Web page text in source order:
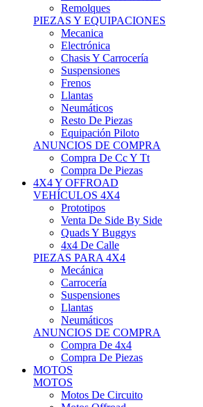
Remolques
PIEZAS Y EQUIPACIONES
Mecanica
Electrónica
Chasis Y Carrocería
Suspensiones
Frenos
Llantas
Neumáticos
Resto De Piezas
Equipación Piloto
ANUNCIOS DE COMPRA
Compra De Cc Y Tt
Compra De Piezas
4X4 Y OFFROAD
VEHÍCULOS 4X4
Prototipos
Venta De Side By Side
Quads Y Buggys
4x4 De Calle
PIEZAS PARA 4X4
Mecánica
Carrocería
Suspensiones
Llantas
Neumáticos
ANUNCIOS DE COMPRA
Compra De 4x4
Compra De Piezas
MOTOS
MOTOS
Motos De Circuito